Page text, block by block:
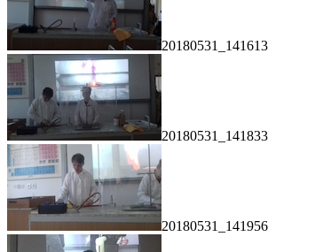
20180531_141613
20180531_141833
20180531_141956